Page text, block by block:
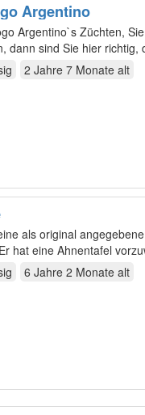
Argentino
Argentino`s Züchten,
dann sind Sie hier
2 Jahre 7 Monate alt
hat eine Ahnentafel
6 Jahre 2 Monate alt